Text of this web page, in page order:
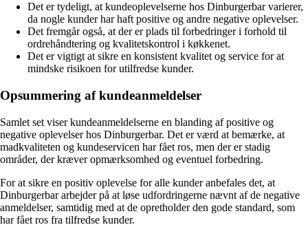
Det er tydeligt, at kundeoplevelserne hos Dinburgerbar varierer,
da nogle kunder har haft positive og andre negative oplevelser.
Det fremgår også, at der er plads til forbedringer i forhold til
ordrehåndtering og kvalitetskontrol i køkkenet.
Det er vigtigt at sikre en konsistent kvalitet og service for at
mindske risikoen for utilfredse kunder.
Opsummering af kundeanmeldelser
Samlet set viser kundeanmeldelserne en blanding af positive og
negative oplevelser hos Dinburgerbar. Det er værd at bemærke, at
madkvaliteten og kundeservicen har fået ros, men der er stadig
områder, der kræver opmærksomhed og eventuel forbedring.
For at sikre en positiv oplevelse for alle kunder anbefales det, at
Dinburgerbar arbejder på at løse udfordringerne nævnt af de negative
anmeldelser, samtidig med at de opretholder den gode standard, som
har fået ros fra tilfredse kunder.